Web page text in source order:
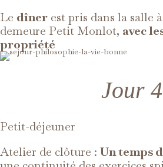
Le dîner est pris dans la salle
demeure Petit Monlot, avec
propriété
Jour 4
Petit-déjeuner
Atelier de clôture : Un temps